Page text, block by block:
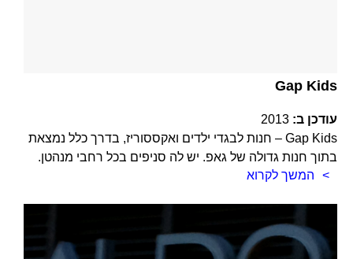
Gap Kids
עודכן ב: 2013
Gap Kids – חנות לבגדי ילדים ואקססוריז, בדרך כלל נמצאת
בתוך חנות גדולה של גאפ. יש לה סניפים בכל רחבי מנהטן.
המשך לקרוא